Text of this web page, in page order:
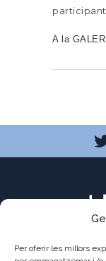
Per oferir les millors
A la